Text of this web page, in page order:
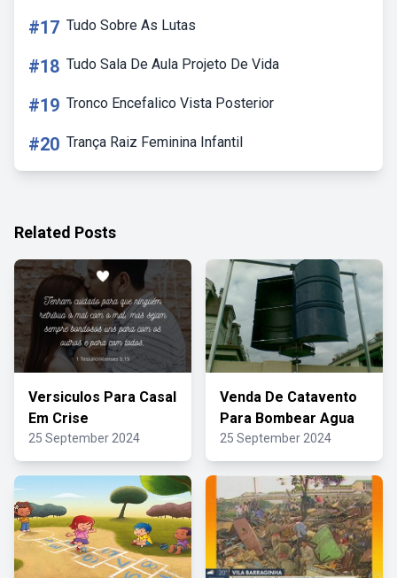
#17 Tudo Sobre As Lutas
#18 Tudo Sala De Aula Projeto De Vida
#19 Tronco Encefalico Vista Posterior
#20 Trança Raiz Feminina Infantil
Related Posts
Versiculos Para Casal
Em Crise
25 September 2024
Venda De Catavento
Para Bombear Agua
25 September 2024